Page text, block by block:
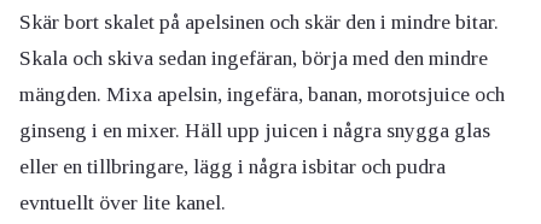
Skär bort skalet på apelsinen och skär den i mindre bitar.
Skala och skiva sedan ingefäran, börja med den mindre
mängden. Mixa apelsin, ingefära, banan, morotsjuice och
ginseng i en mixer. Häll upp juicen i några snygga glas
eller en tillbringare, lägg i några isbitar och pudra
evntuellt över lite kanel.